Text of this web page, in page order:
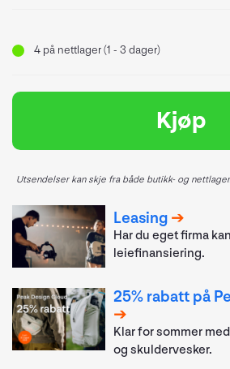
4 på nettlager (1 - 3 dager)
Kjøp
Utsendelser kan skje fra både butikk- og nettlager.
Leasing
Har du eget firma
leiefinansiering.
25% rabatt på
Klar for sommer
og skuldervesker.